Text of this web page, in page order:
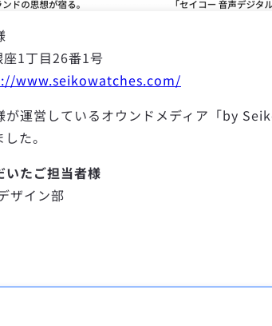
1丁目26番1号
www.seikowatches.com/
が運営しているオウンドメディア「by
た。
いたご担当者様
ザイン部